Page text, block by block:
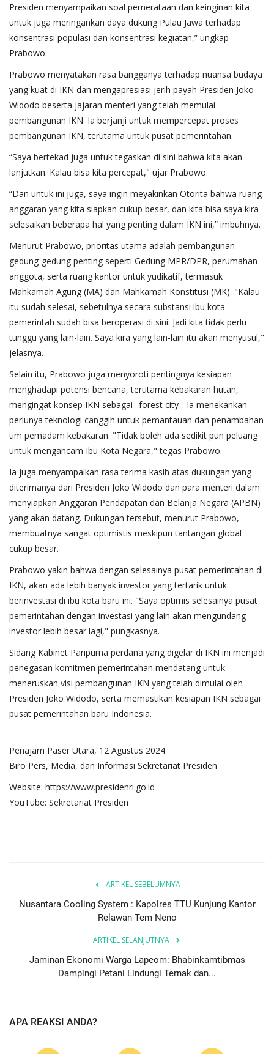
Presiden menyampaikan soal pemerataan dan keinginan kita
untuk juga meringankan daya dukung Pulau Jawa terhadap
konsentrasi populasi dan konsentrasi kegiatan,” ungkap
Prabowo.
Prabowo menyatakan rasa bangganya terhadap nuansa budaya
yang kuat di IKN dan mengapresiasi jerih payah Presiden Joko
Widodo beserta jajaran menteri yang telah memulai
pembangunan IKN. Ia berjanji untuk mempercepat proses
pembangunan IKN, terutama untuk pusat pemerintahan.
“Saya bertekad juga untuk tegaskan di sini bahwa kita akan
lanjutkan. Kalau bisa kita percepat," ujar Prabowo.
“Dan untuk ini juga, saya ingin meyakinkan Otorita bahwa ruang
anggaran yang kita siapkan cukup besar, dan kita bisa saya kira
selesaikan beberapa hal yang penting dalam IKN ini,” imbuhnya.
Menurut Prabowo, prioritas utama adalah pembangunan
gedung-gedung penting seperti Gedung MPR/DPR, perumahan
anggota, serta ruang kantor untuk yudikatif, termasuk
Mahkamah Agung (MA) dan Mahkamah Konstitusi (MK). "Kalau
itu sudah selesai, sebetulnya secara substansi ibu kota
pemerintah sudah bisa beroperasi di sini. Jadi kita tidak perlu
tunggu yang lain-lain. Saya kira yang lain-lain itu akan menyusul,"
jelasnya.
Selain itu, Prabowo juga menyoroti pentingnya kesiapan
menghadapi potensi bencana, terutama kebakaran hutan,
mengingat konsep IKN sebagai _forest city_. Ia menekankan
perlunya teknologi canggih untuk pemantauan dan penambahan
tim pemadam kebakaran. "Tidak boleh ada sedikit pun peluang
untuk mengancam Ibu Kota Negara," tegas Prabowo.
Ia juga menyampaikan rasa terima kasih atas dukungan yang
diterimanya dari Presiden Joko Widodo dan para menteri dalam
menyiapkan Anggaran Pendapatan dan Belanja Negara (APBN)
yang akan datang. Dukungan tersebut, menurut Prabowo,
membuatnya sangat optimistis meskipun tantangan global
cukup besar.
Prabowo yakin bahwa dengan selesainya pusat pemerintahan di
IKN, akan ada lebih banyak investor yang tertarik untuk
berinvestasi di ibu kota baru ini. "Saya optimis selesainya pusat
pemerintahan dengan investasi yang lain akan mengundang
investor lebih besar lagi," pungkasnya.
Sidang Kabinet Paripurna perdana yang digelar di IKN ini menjadi
penegasan komitmen pemerintahan mendatang untuk
meneruskan visi pembangunan IKN yang telah dimulai oleh
Presiden Joko Widodo, serta memastikan kesiapan IKN sebagai
pusat pemerintahan baru Indonesia.
Penajam Paser Utara, 12 Agustus 2024
Biro Pers, Media, dan Informasi Sekretariat Presiden
Website: https://www.presidenri.go.id
YouTube: Sekretariat Presiden
ARTIKEL SEBELUMNYA
Nusantara Cooling System : Kapolres TTU Kunjung Kantor
Relawan Tem Neno
ARTIKEL SELANJUTNYA
Jaminan Ekonomi Warga Lapeom: Bhabinkamtibmas
Dampingi Petani Lindungi Ternak dan...
APA REAKSI ANDA?